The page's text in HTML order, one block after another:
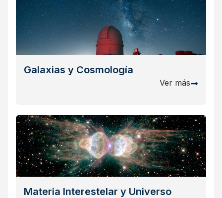
Galaxias y Cosmología
Ver más
Materia Interestelar y Universo